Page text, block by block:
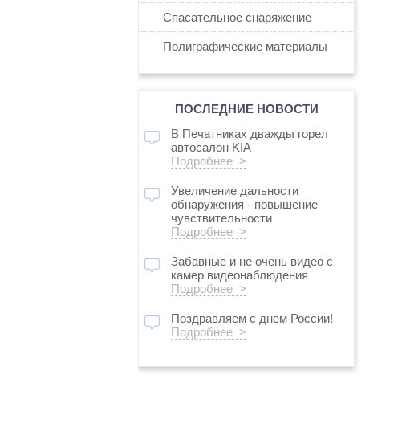
Спасательное снаряжение
Полиграфические материалы
ПОСЛЕДНИЕ НОВОСТИ
В Печатниках дважды горел
автосалон KIA
Подробнее >
Увеличение дальности
обнаружения - повышение
чувствительности
Подробнее >
Забавные и не очень видео с
камер видеонаблюдения
Подробнее >
Поздравляем с днем России!
Подробнее >